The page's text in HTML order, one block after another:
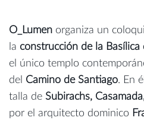
O_Lumen organiza un
la construcción de la
el único templo
del Camino de Santiago. En
talla de Subirachs,
por el arquitecto dominico